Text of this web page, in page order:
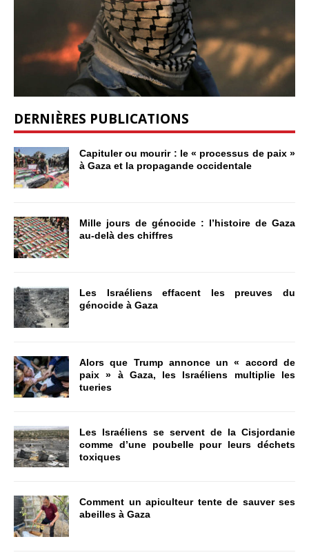
DERNIÈRES PUBLICATIONS
Capituler ou mourir : le « processus de paix »
à Gaza et la propagande occidentale
Mille jours de génocide : l’histoire de Gaza
au-delà des chiffres
Les Israéliens effacent les preuves du
génocide à Gaza
Alors que Trump annonce un « accord de
paix » à Gaza, les Israéliens multiplie les
tueries
Les Israéliens se servent de la Cisjordanie
comme d’une poubelle pour leurs déchets
toxiques
Comment un apiculteur tente de sauver ses
abeilles à Gaza